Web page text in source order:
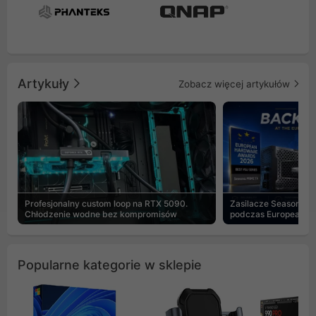
Artykuły Zobacz więcej artykułów
Profesjonalny custom loop na RTX 5090.
Chłodzenie wodne bez kompromisów
Zasilacze Seasonic
podczas European
Popularne kategorie w sklepie